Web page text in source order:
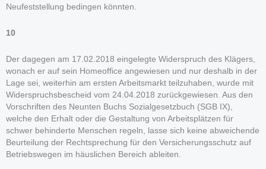
Neufeststellung bedingen könnten.
10
Der dagegen am 17.02.2018 eingelegte Widerspruch des Klägers,
wonach er auf sein Homeoffice angewiesen und nur deshalb in der
Lage sei, weiterhin am ersten Arbeitsmarkt teilzuhaben, wurde mit
Widerspruchsbescheid vom 24.04.2018 zurückgewiesen. Aus den
Vorschriften des Neunten Buchs Sozialgesetzbuch (SGB IX),
welche den Erhalt oder die Gestaltung von Arbeitsplätzen für
schwer behinderte Menschen regeln, lasse sich keine abweichende
Beurteilung der Rechtsprechung für den Versicherungsschutz auf
Betriebswegen im häuslichen Bereich ableiten.